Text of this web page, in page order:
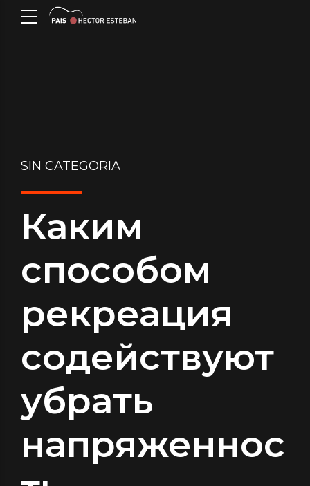
SIN CATEGORIA
Каким
способом
рекреация
содействуют
убрать
напряженнос